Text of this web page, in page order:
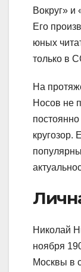
Вокруг» и
Его
юных
только в
На
Носов не
кругозор.
Николай
ноября
Москвы в